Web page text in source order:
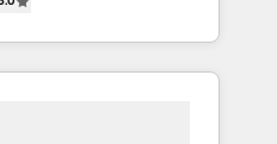
in dozens
good chance one of
teams has worked
across five
led,
★ Company of the